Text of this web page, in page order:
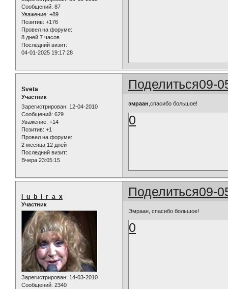
Сообщений: 87
Уважение: +89
Позитив: +176
Провел на форуме:
8 дней 7 часов
Последний визит:
04-01-2025 19:17:28
Поделиться09-
Sveta
Участник
Зарегистрирован: 12-04-2010
Сообщений: 629
Уважение: +14
Позитив: +1
Провел на форуме:
2 месяца 12 дней
Последний визит:
Вчера 23:05:15
эмраан ,спасибо большое!
0
Поделиться09-
l_u_b_i_r_a_x
Участник
Зарегистрирован: 14-03-2010
Сообщений: 2340
Эмраан, спасибо большое!
0